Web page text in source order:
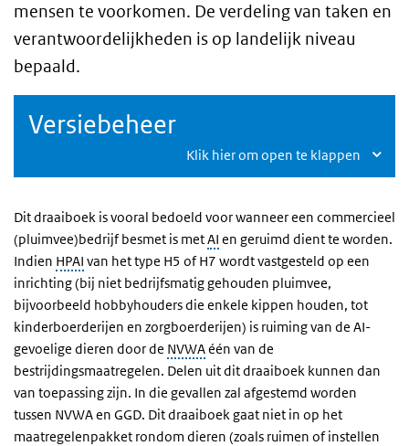
mensen te voorkomen. De verdeling van taken en
verantwoordelijkheden is op landelijk niveau
bepaald.
Versiebeheer
Klik hier om open te klappen
Dit draaiboek is vooral bedoeld voor wanneer een commercieel
(pluimvee)bedrijf besmet is metAI en geruimd dient te worden.
Indien HPAI van het type H5 of H7 wordt vastgesteld op een
inrichting (bij niet bedrijfsmatig gehouden pluimvee,
bijvoorbeeld hobbyhouders die enkele kippen houden, tot
kinderboerderijen en zorgboerderijen) is ruiming van de AI-
gevoelige dieren door de NVWAéén van de
bestrijdingsmaatregelen. Delen uit dit draaiboek kunnen dan
van toepassing zijn. In die gevallen zal afgestemd worden
tussen NVWA en GGD. Dit draaiboek gaat niet in op het
maatregelenpakket rondom dieren (zoals ruimen of instellen